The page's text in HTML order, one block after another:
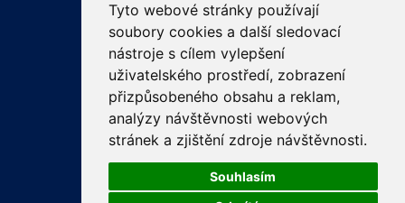
Tyto webové stránky používají
soubory cookies a další sledovací
nástroje s cílem vylepšení
uživatelského prostředí, zobrazení
přizpůsobeného obsahu a reklam,
analýzy návštěvnosti webových
stránek a zjištění zdroje návštěvnosti.
Souhlasím
ODKAZY
PRO LÉKAŘE
PRO VEŘEJNOST
VZDĚLÁVÁNÍ